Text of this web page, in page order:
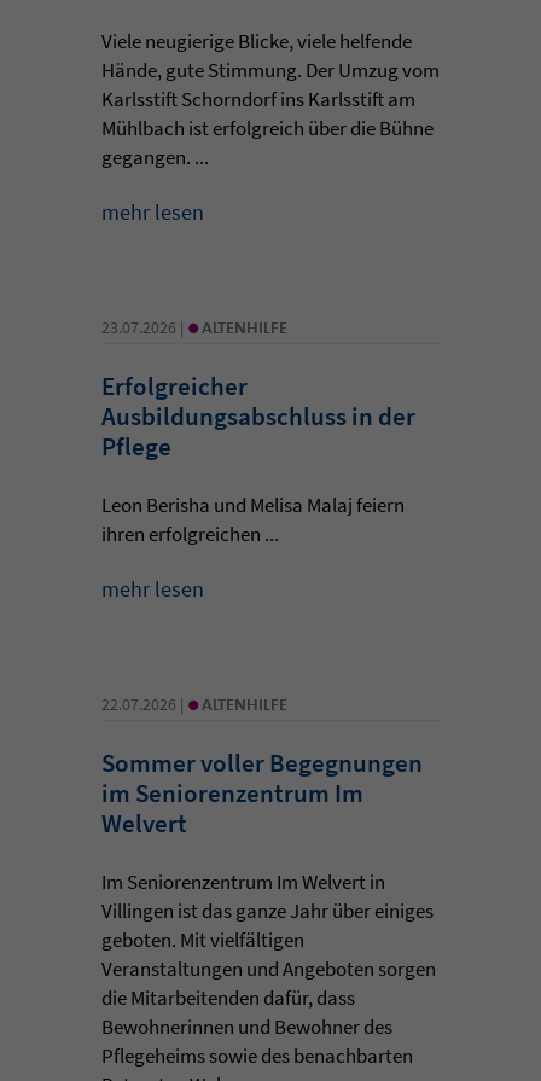
Viele neugierige Blicke, viele helfende
Hände, gute Stimmung. Der Umzug vom
Karlsstift Schorndorf ins Karlsstift am
Mühlbach ist erfolgreich über die Bühne
gegangen. ...
mehr lesen
23.07.2026 | • ALTENHILFE
Erfolgreicher
Ausbildungsabschluss in der
Pflege
Leon Berisha und Melisa Malaj feiern
ihren erfolgreichen ...
mehr lesen
22.07.2026 | • ALTENHILFE
Sommer voller Begegnungen
im Seniorenzentrum Im
Welvert
Im Seniorenzentrum Im Welvert in
Villingen ist das ganze Jahr über einiges
geboten. Mit vielfältigen
Veranstaltungen und Angeboten sorgen
die Mitarbeitenden dafür, dass
Bewohnerinnen und Bewohner des
Pflegeheims sowie des benachbarten